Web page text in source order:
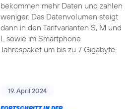
bekommen mehr Daten und zahlen
weniger. Das Datenvolumen steigt
dann in den Tarifvarianten S, M und
L sowie im Smartphone
Jahrespaket um bis zu 7 Gigabyte.
19. April 2024